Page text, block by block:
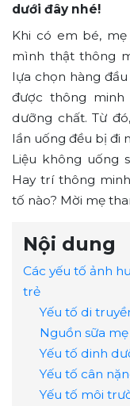
dưới đây nhé!
Khi có em bé,
mình thật thông
lựa chọn hàng
được thông
dưỡng chất. Từ
lần uống đều bị đi
Liệu không uống
Hay trí thông
tố nào? Mời mẹ
Nội dung
Các yếu tố ảnh
trẻ
Yếu tố di
Nguồn sữa mẹ
Yếu tố dinh
Yếu tố cân
Yếu tố môi